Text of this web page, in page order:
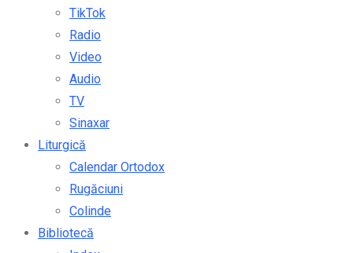
TikTok
Radio
Video
Audio
TV
Sinaxar
Liturgică
Calendar Ortodox
Rugăciuni
Colinde
Bibliotecă